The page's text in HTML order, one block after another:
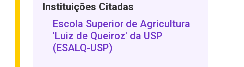
Instituições Citadas
Escola Superior de Agricultura
'Luiz de Queiroz' da USP
(ESALQ-USP)